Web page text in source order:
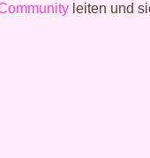
leiten und